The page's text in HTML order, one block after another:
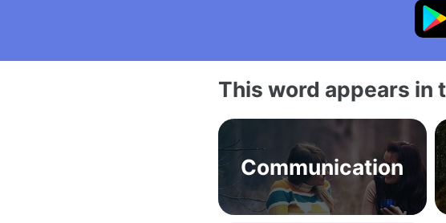
This word appears in
Communication